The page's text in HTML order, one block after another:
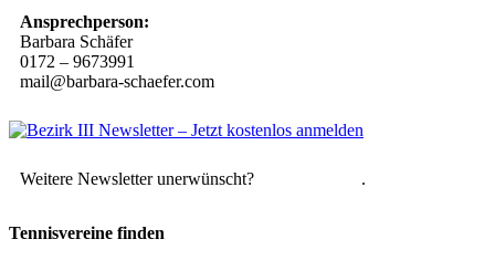
Ansprechperson:
Barbara Schäfer
0172 – 9673991
mail@barbara-schaefer.com
Weitere Newsletter unerwünscht? .
Tennisvereine finden